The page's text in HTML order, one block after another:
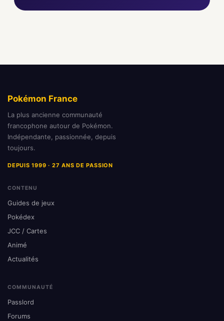
Pokémon France
La plus ancienne communauté
francophone autour de Pokémon.
Indépendante, passionnée, depuis
toujours.
DEPUIS 1999 · 27 ANS DE PASSION
CONTENU
Guides de jeux
Pokédex
JCC / Cartes
Animé
Actualités
COMMUNAUTÉ
Passlord
Forums